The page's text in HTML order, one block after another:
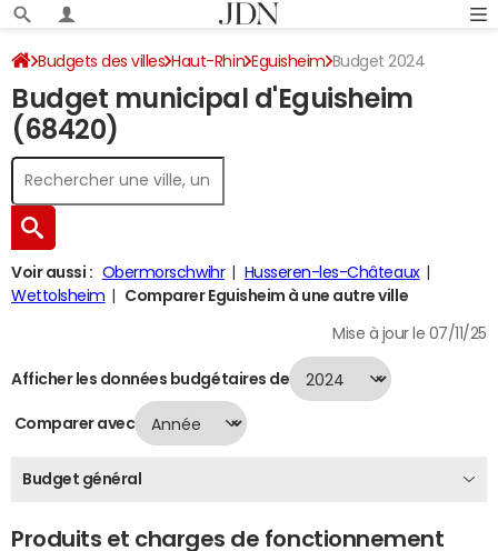
Budgets des villes Haut-Rhin Eguisheim Budget 2024
Budget municipal d'Eguisheim
(68420)
Voir aussi : Obermorschwihr
Husseren-les-Châteaux
Wettolsheim
Comparer Eguisheim à une autre ville
Mise à jour le 07/11/25
Afficher les données budgétaires de
Comparer avec
Budget général
Produits et charges de fonctionnement